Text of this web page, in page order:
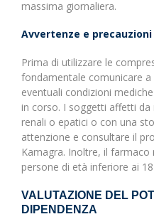
massima giornaliera.
Avvertenze e
Prima di utilizzare le
fondamentale comunicare
eventuali condizioni
in corso. I soggetti affetti
renali o epatici o con una
attenzione e consultare il
Kamagra. Inoltre, il
persone di età inferiore ai
VALUTAZIONE DEL
DIPENDENZA